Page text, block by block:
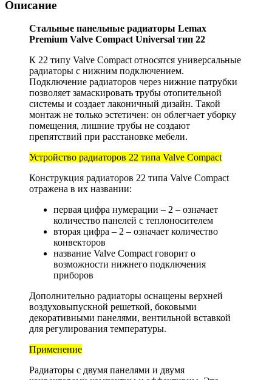
Описание
Стальные панельные радиаторы Lemax
Premium Valve Compact Universal тип 22
К 22 типу Valve Compact относятся универсальные
радиаторы с нижним подключением.
Подключение радиаторов через нижние патрубки
позволяет замаскировать трубы отопительной
системы и создает лаконичный дизайн. Такой
монтаж не только эстетичен: он облегчает уборку
помещения, лишние трубы не создают
препятствий при расстановке мебели.
Устройство радиаторов 22 типа Valve Compact
Конструкция радиаторов 22 типа Valve Compact
отражена в их названии:
первая цифра нумерации – 2 – означает
количество панелей с теплоносителем
вторая цифра – 2 – означает количество
конвекторов
название Valve Compact говорит о
возможности нижнего подключения
приборов
Дополнительно радиаторы оснащены верхней
воздуховыпускной решеткой, боковыми
декоративными панелями, вентильной вставкой
для регулирования температуры.
Применение
Радиаторы с двумя панелями и двумя